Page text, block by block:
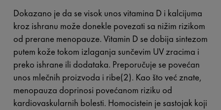
Dokazano je da se visok unos vitamina D i kalcijuma
kroz ishranu može donekle povezati sa nižim rizikom
od prerane menopauze. Vitamin D se dobija sintezom
putem kože tokom izlaganja sunčevim UV zracima i
preko ishrane ili dodataka. Preporučuje se povećan
unos mlečnih proizvoda i ribe(2). Kao što već znate,
menopauza doprinosi povećanom riziku od
kardiovaskularnih bolesti. Homocistein je sastojak koji